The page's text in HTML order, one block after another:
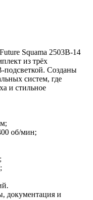
Squama 2503B-14
из трёх
подсветкой. Созданы
систем, где
и стильное
об/мин;
документация и